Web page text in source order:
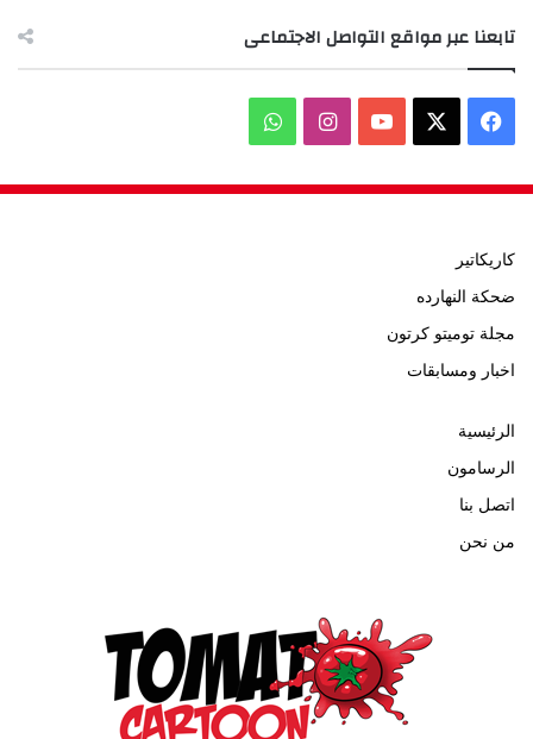
تابعنا عبر مواقع التواصل الاجتماعى
فيسبوك ‫YouTubeانستقرامواتساب
كاريكاتير
ضحكة النهارده
مجلة توميتو كرتون
اخبار ومسابقات
الرئيسية
الرسامون
اتصل بنا
من نحن